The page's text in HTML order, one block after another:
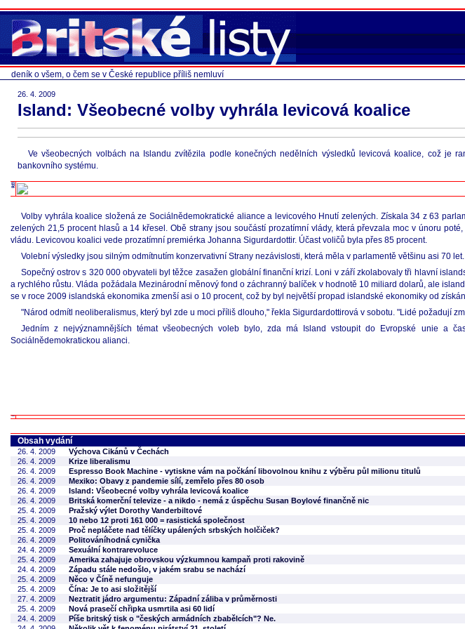
deník o všem, o čem se v České republice příliš nemluví
26. 4. 2009
Island: Všeobecné volby vyhrála levicová koalice
Ve všeobecných volbách na Islandu zvítězila podle konečných nedělních výsledků levicová koalice, což je
bankovního systému.
Volby vyhrála koalice složená ze Sociálnědemokratické aliance a levicového Hnutí zelených. Získala 34 z 63
zelených 21,5 procent hlasů a 14 křesel. Obě strany jsou součástí prozatímní vlády, která převzala moc v únoru
vládu. Levicovou koalici vede prozatímní premiérka Johanna Sigurdardottir. Účast voličů byla přes 85 procent.
Volební výsledky jsou silným odmítnutím konzervativní Strany nezávislosti, která měla v parlamentě většinu asi 70 let.
Sopečný ostrov s 320 000 obyvateli byl těžce zasažen globální finanční krizí. Loni v září zkolabovaly tři hlavní
a rychlého růstu. Vláda požádala Mezinárodní měnový fond o záchranný balíček v hodnotě 10 miliard dolarů, ale
se v roce 2009 islandská ekonomika zmenší asi o 10 procent, což by byl největší propad islandské ekonomiky od
"Národ odmítl neoliberalismus, který byl zde u moci příliš dlouho," řekla Sigurdardottirová v sobotu. "Lidé požadují
Jedním z nejvýznamnějších témat všeobecných voleb bylo, zda má Island vstoupit do Evropské unie a
Sociálnědemokratickou alianci.
Obsah vydání
26. 4. 2009 Výchova Cikánů v Čechách
26. 4. 2009
Krize liberalismu
26. 4. 2009
Espresso Book Machine - vytiskne vám na počkání libovolnou knihu z výběru půl milionu titulů
26. 4. 2009
Mexiko: Obavy z pandemie sílí, zemřelo přes 80 osob
26. 4. 2009
Island: Všeobecné volby vyhrála levicová koalice
26. 4. 2009
Britská komerční televize - a nikdo - nemá z úspěchu Susan Boylové finančně nic
25. 4. 2009
Pražský výlet Dorothy Vanderbiltové
25. 4. 2009
10 nebo 12 proti 161 000 = rasistická společnost
25. 4. 2009
Proč nepláčete nad tělíčky upálených srbských holčiček?
26. 4. 2009
Politováníhodná cynička
24. 4. 2009
Sexuální kontrarevoluce
25. 4. 2009
Amerika zahajuje obrovskou výzkumnou kampaň proti rakovině
24. 4. 2009
Západu stále nedošlo, v jakém srabu se nachází
25. 4. 2009
Něco v Číně nefunguje
25. 4. 2009
Čína: Je to asi složitější
27. 4. 2009
Neztratit jádro argumentu: Západní záliba v průměrnosti
25. 4. 2009
Nová prasečí chřipka usmrtila asi 60 lidí
24. 4. 2009
Píše britský tisk o "českých armádních zbabělcích"? Ne.